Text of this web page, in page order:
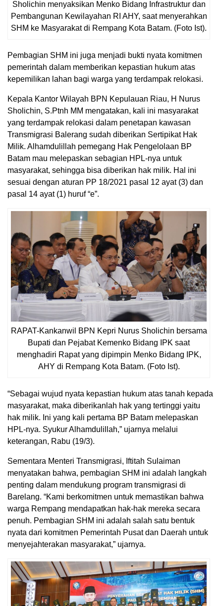
Sholichin menyaksikan Menko Bidang Infrastruktur dan
Pembangunan Kewilayahan RI AHY, saat menyerahkan
SHM ke Masyarakat di Rempang Kota Batam. (Foto Ist).
Pembagian SHM ini juga menjadi bukti nyata komitmen
pemerintah dalam memberikan kepastian hukum atas
kepemilikan lahan bagi warga yang terdampak relokasi.
Kepala Kantor Wilayah BPN Kepulauan Riau, H Nurus
Sholichin, S.Ptnh MM mengatakan, kali ini masyarakat
yang terdampak relokasi dalam penetapan kawasan
Transmigrasi Balerang sudah diberikan Sertipikat Hak
Milik. Alhamdulillah pemegang Hak Pengelolaan BP
Batam mau melepaskan sebagian HPL-nya untuk
masyarakat, sehingga bisa diberikan hak milik. Hal ini
sesuai dengan aturan PP 18/2021 pasal 12 ayat (3) dan
pasal 14 ayat (1) huruf “e”.
RAPAT-Kankanwil BPN Kepri Nurus Sholichin bersama
Bupati dan Pejabat Kemenko Bidang IPK saat
menghadiri Rapat yang dipimpin Menko Bidang IPK,
AHY di Rempang Kota Batam. (Foto Ist).
“Sebagai wujud nyata kepastian hukum atas tanah kepada
masyarakat, maka diberikanlah hak yang tertinggi yaitu
hak milik. Ini yang kali pertama BP Batam melepaskan
HPL-nya. Syukur Alhamdulillah,” ujarnya melalui
keterangan, Rabu (19/3).
Sementara Menteri Transmigrasi, Iftitah Sulaiman
menyatakan bahwa, pembagian SHM ini adalah langkah
penting dalam mendukung program transmigrasi di
Barelang. “Kami berkomitmen untuk memastikan bahwa
warga Rempang mendapatkan hak-hak mereka secara
penuh. Pembagian SHM ini adalah salah satu bentuk
nyata dari komitmen Pemerintah Pusat dan Daerah untuk
menyejahterakan masyarakat,” ujarnya.